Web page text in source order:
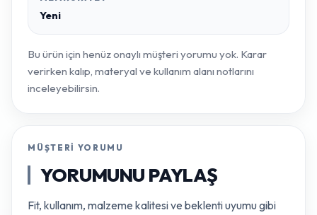
Yeni
Bu ürün için henüz onaylı müşteri yorumu yok. Karar
verirken kalıp, materyal ve kullanım alanı notlarını
inceleyebilirsin.
MÜŞTERI YORUMU
YORUMUNU PAYLAŞ
Fit, kullanım, malzeme kalitesi ve beklenti uyumu gibi